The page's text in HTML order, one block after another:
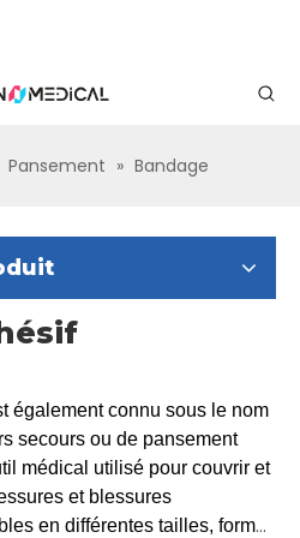
Pansement » Bandage
également connu sous le nom
secours ou de pansement
médical utilisé pour couvrir et
et blessures
en différentes tailles, formes